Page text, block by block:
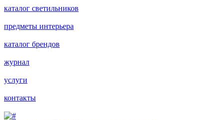
каталог светильников
предметы интерьера
каталог брендов
журнал
услуги
контакты